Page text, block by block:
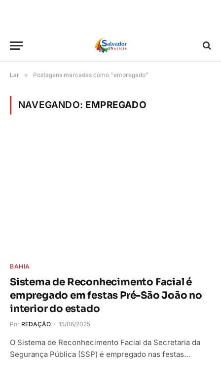
Lar » Postagens marcadas como "empregado"
NAVEGANDO: EMPREGADO
BAHIA
Sistema de Reconhecimento Facial é
empregado em festas Pré-São João no
interior do estado
Por REDAÇÃO 15/06/2025
O Sistema de Reconhecimento Facial da Secretaria da
Segurança Pública (SSP) é empregado nas festas…